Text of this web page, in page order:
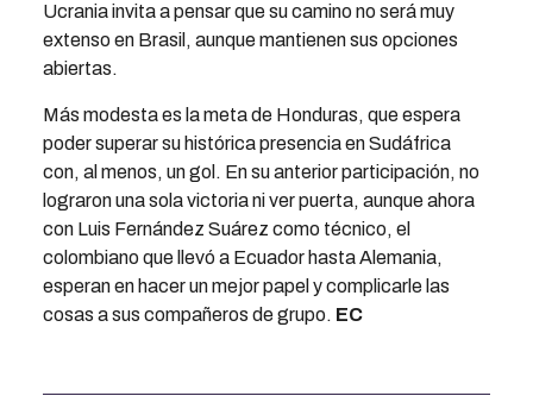
Ucrania invita a pensar que su camino no será muy
extenso en Brasil, aunque mantienen sus opciones
abiertas.
Más modesta es la meta de Honduras, que espera
poder superar su histórica presencia en Sudáfrica
con, al menos, un gol. En su anterior participación, no
lograron una sola victoria ni ver puerta, aunque ahora
con Luis Fernández Suárez como técnico, el
colombiano que llevó a Ecuador hasta Alemania,
esperan en hacer un mejor papel y complicarle las
cosas a sus compañeros de grupo. EC